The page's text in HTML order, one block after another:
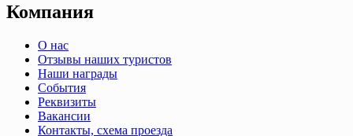
Компания
О нас
Отзывы наших туристов
Наши награды
События
Реквизиты
Вакансии
Контакты, схема проезда